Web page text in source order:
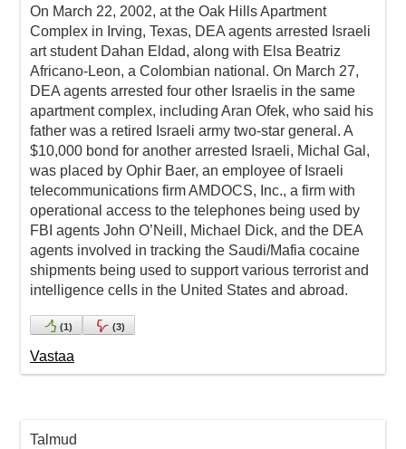
On March 22, 2002, at the Oak Hills Apartment
Complex in Irving, Texas, DEA agents arrested Israeli
art student Dahan Eldad, along with Elsa Beatriz
Africano-Leon, a Colombian national. On March 27,
DEA agents arrested four other Israelis in the same
apartment complex, including Aran Ofek, who said his
father was a retired Israeli army two-star general. A
$10,000 bond for another arrested Israeli, Michal Gal,
was placed by Ophir Baer, an employee of Israeli
telecommunications firm AMDOCS, Inc., a firm with
operational access to the telephones being used by
FBI agents John O’Neill, Michael Dick, and the DEA
agents involved in tracking the Saudi/Mafia cocaine
shipments being used to support various terrorist and
intelligence cells in the United States and abroad.
(1) (3)
Vastaa
Talmud